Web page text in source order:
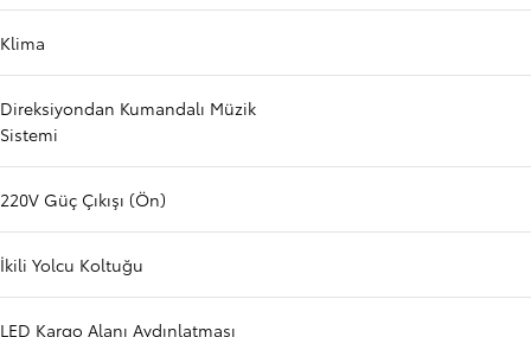
Klima
Direksiyondan Kumandalı Müzik
Sistemi
220V Güç Çıkışı (Ön)
İkili Yolcu Koltuğu
LED Kargo Alanı Aydınlatması